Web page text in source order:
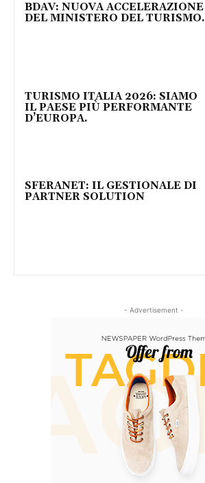
BDAV: NUOVA ACCELERAZIONE
DEL MINISTERO DEL TURISMO.
TURISMO ITALIA 2026: SIAMO
IL PAESE PIÙ PERFORMANTE
D’EUROPA.
SFERANET: IL GESTIONALE DI
PARTNER SOLUTION
- Advertisement -